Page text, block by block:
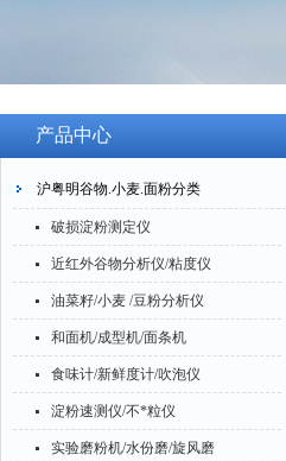
产品中心
沪粤明谷物.小麦.面粉分类
破损淀粉测定仪
近红外谷物分析仪/粘度仪
油菜籽/小麦 /豆粉分析仪
和面机/成型机/面条机
食味计/新鲜度计/吹泡仪
淀粉速测仪/不*粒仪
实验磨粉机/水份磨/旋风磨